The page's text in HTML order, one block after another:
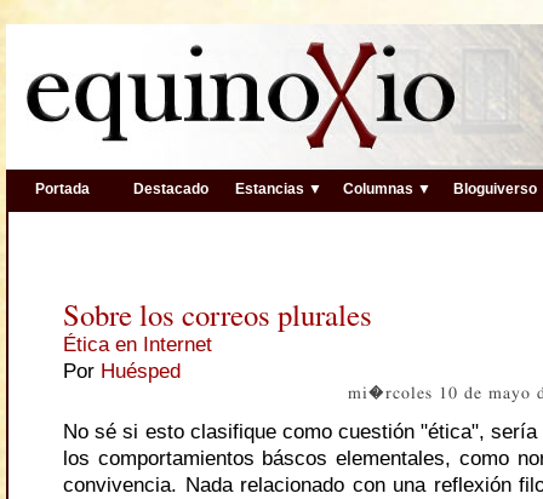
Portada Destacado Estancias ▼ Columnas ▼ Bloguiverso
Sobre los correos plurales
Ética en Internet
Por Huésped
mi�rcoles 10 de mayo
No sé si esto clasifique como cuestión "ética",
los comportamientos báscos elementales, como
convivencia. Nada relacionado con una reflexión